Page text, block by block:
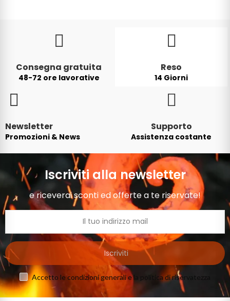
Consegna gratuita
48-72 ore lavorative
Reso
14 Giorni
Newsletter
Promozioni & News
Supporto
Assistenza costante
Iscriviti alla newsletter
e riceverai sconti ed offerte a te riservate!
Iscriviti
Accetto le condizioni generali e la politica di riservatezza